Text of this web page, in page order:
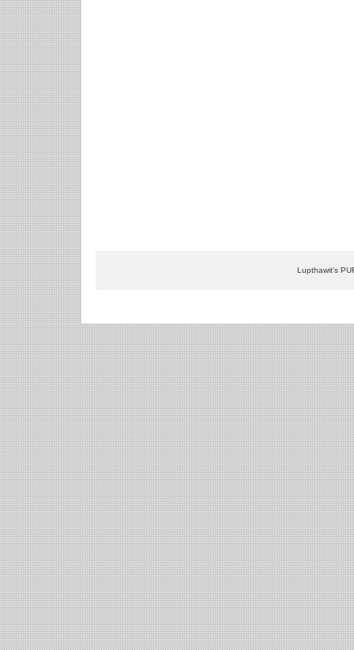
Lupthawit's